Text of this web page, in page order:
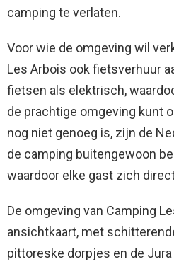
camping te verlaten.
Voor wie de omgeving wil
Les Arbois ook fietsverhuur
fietsen als elektrisch,
de prachtige omgeving kunt
nog niet genoeg is, zijn de
de camping buitengewoon
waardoor elke gast zich
De omgeving van Camping
ansichtkaart, met
pittoreske dorpjes en de